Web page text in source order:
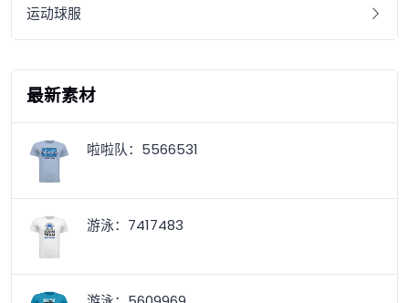
运动球服
最新素材
啦啦队：5566531
游泳：7417483